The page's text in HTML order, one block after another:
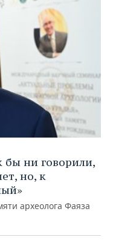
ни говорили,
но, к
археолога Фаяза